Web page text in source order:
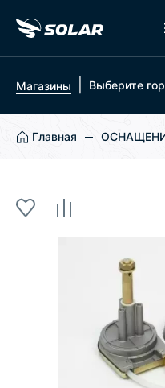
Магазины Выберите
Главная